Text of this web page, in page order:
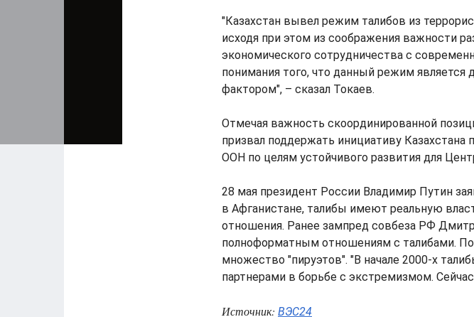
"Казахстан вывел режим талибов из
исходя при этом из соображения важности
экономического сотрудничества с
понимания того, что данный режим является
фактором", – сказал Токаев.
Отмечая важность скоординированной
призвал поддержать инициативу
ООН по целям устойчивого развития для
28 мая президент России Владимир Путин
в Афганистане, талибы имеют реальную
отношения. Ранее зампред совбеза РФ
полноформатным отношениям с талибами.
множество "пируэтов". "В начале 2000-х
партнерами в борьбе с экстремизмом.
Источник: ВЭС24